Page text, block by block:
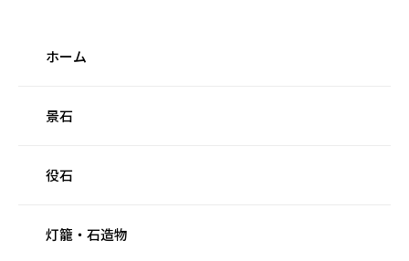
ホーム
景石
役石
灯籠・石造物